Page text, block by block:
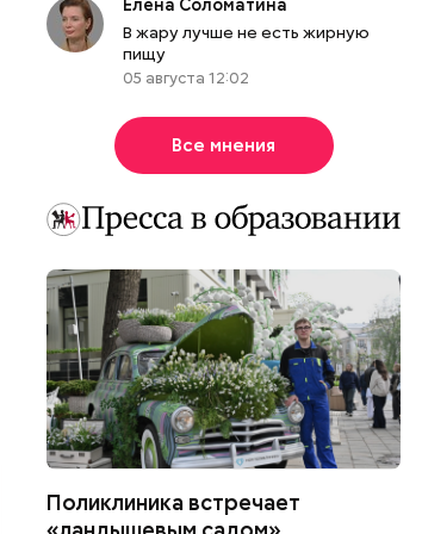
Елена Соломатина
В жару лучше не есть жирную
пищу
05 августа 12:02
Все мнения
Поликлиника встречает